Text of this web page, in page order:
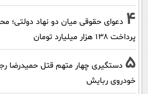
4 دعوای حقوقی میان دو نهاد دولتی؛
پرداخت ۱۳۸ هزار میلیارد تومان
5 دستگیری چهار متهم قتل حمیدرضا
خودروی ربایش